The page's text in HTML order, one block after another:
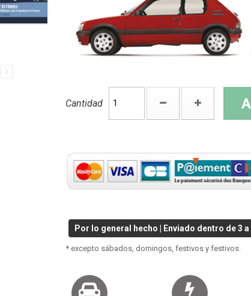
Cantidad
Por lo general hecho | Enviado dentro de 3
* excepto sábados, domingos, festivos y festivos.